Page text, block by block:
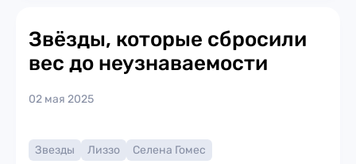
Звёзды, которые сбросили
вес до неузнаваемости
02 мая 2025
Звезды Лиззо
Селена Гомес